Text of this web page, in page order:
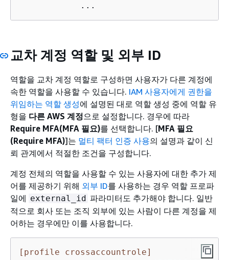
            ...
교차 계정 역할 및 외부 ID
역할을 교차 계정 역할로 구성하면 사용자가 다른 계정에
속한 역할을 사용할 수 있습니다. IAM 사용자에게 권한을
위임하는 역할 생성에 설명된 대로 역할 생성 중에 역할 유
형을 다른 AWS 계정으로 설정합니다. 경우에 따라
Require MFA(MFA 필요)를 선택합니다. [MFA 필요
(Require MFA)]는 멀티 팩터 인증 사용의 설명과 같이 신
뢰 관계에서 적절한 조건을 구성합니다.
계정 전체의 역할을 사용할 수 있는 사용자에 대한 추가 제
어를 제공하기 위해 외부 ID를 사용하는 경우 역할 프로파
일에 external_id 파라미터도 추가해야 합니다. 일반
적으로 회사 또는 조직 외부에 있는 사람이 다른 계정을 제
어하는 경우에만 이를 사용합니다.
[profile crossaccountrole]